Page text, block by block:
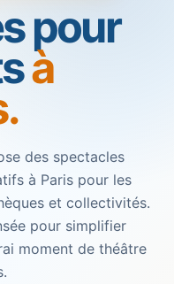
pour
à
des spectacles
à Paris pour les
et collectivités.
pour simplifier
moment de théâtre